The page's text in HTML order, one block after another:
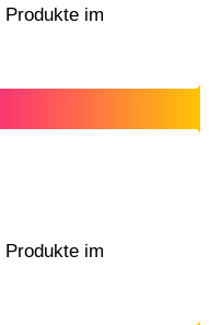
Produkte im
im